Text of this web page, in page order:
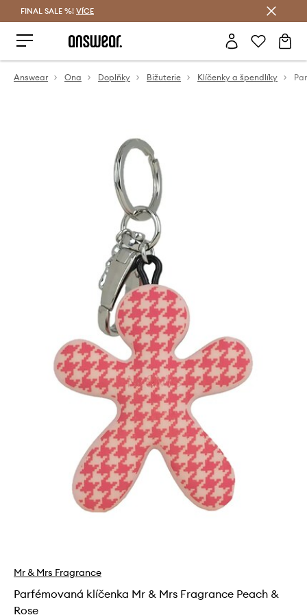
FINAL SALE %! VÍCE
Answear Ona Doplňky Bižuterie Klíčenky a špendlíky
Mr & Mrs Fragrance
Parfémovaná klíčenka Mr & Mrs Fragrance Peach &
Rose